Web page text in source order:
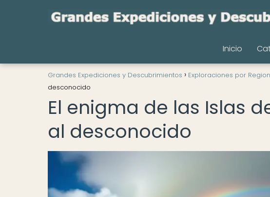
Inicio
Grandes Expediciones y Descubrimientos Exploraciones por
desconocido
El enigma de las Islas
al desconocido